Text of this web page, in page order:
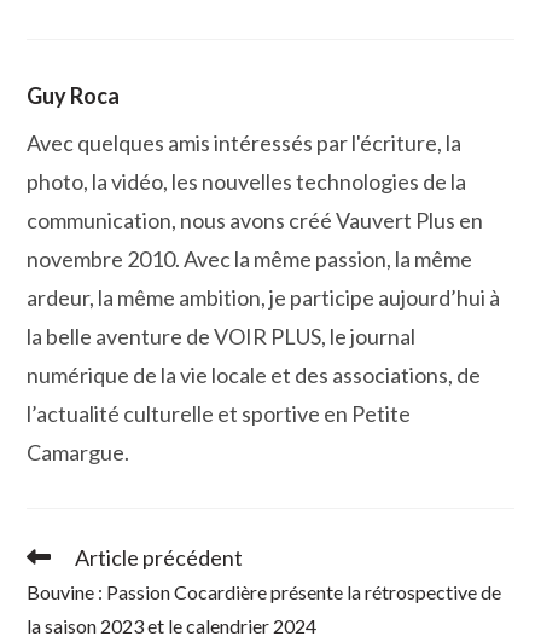
Guy Roca
Avec quelques amis intéressés par l'écriture, la
photo, la vidéo, les nouvelles technologies de la
communication, nous avons créé Vauvert Plus en
novembre 2010. Avec la même passion, la même
ardeur, la même ambition, je participe aujourd’hui à
la belle aventure de VOIR PLUS, le journal
numérique de la vie locale et des associations, de
l’actualité culturelle et sportive en Petite
Camargue.
Read
articles
Article précédent
Bouvine : Passion Cocardière présente la rétrospective de
la saison 2023 et le calendrier 2024